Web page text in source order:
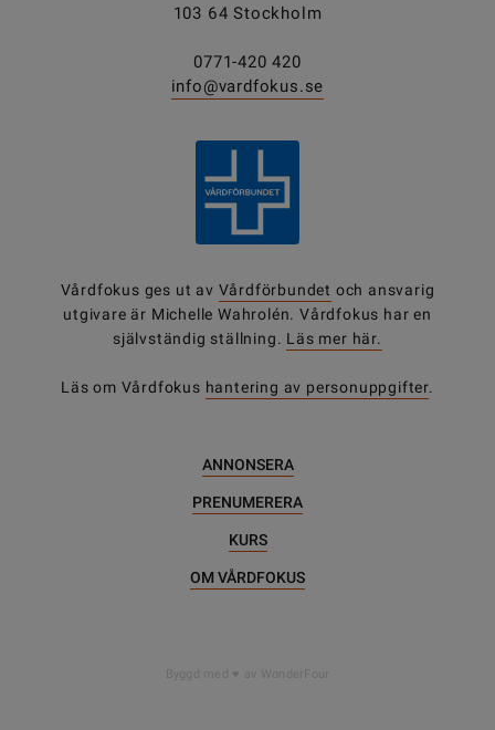
103 64 Stockholm
0771-420 420
info@vardfokus.se
Vårdfokus ges ut av Vårdförbundet och ansvarig
utgivare är Michelle Wahrolén. Vårdfokus har en
självständig ställning. Läs mer här.
Läs om Vårdfokus hantering av personuppgifter.
ANNONSERA
PRENUMERERA
KURS
OM VÅRDFOKUS
Byggd med av WonderFour